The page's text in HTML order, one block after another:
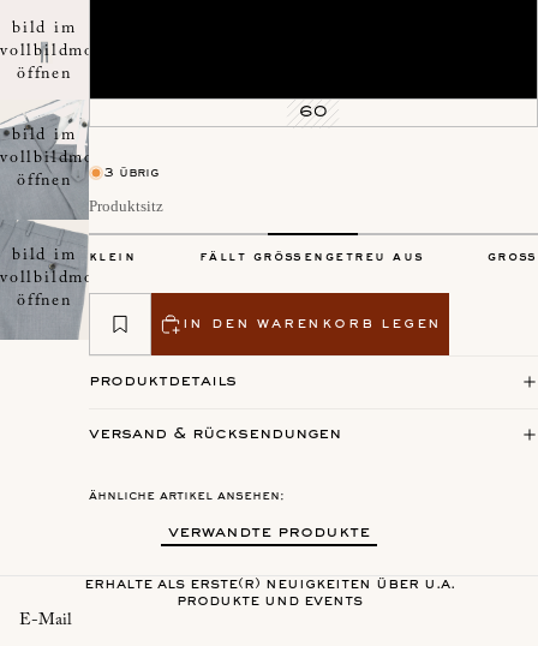
bild im
vollbildmodus
öffnen
bild im
vollbildmodus
öffnen
bild im
vollbildmodus
öffnen
60
3 übrig
Produktsitz
klein fällt größengetreu aus groß
in den warenkorb legen
produktdetails
versand & rücksendungen
ähnliche artikel ansehen:
verwandte produkte
erhalte als erste(r) neuigkeiten über u.a.
produkte und events
E-Mail